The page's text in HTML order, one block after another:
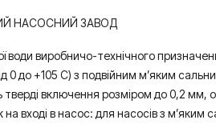
НАСОСНИЙ ЗАВОД
води виробничо-технічного
до +105 С) з подвійним м’яким
тверді включення розміром до 0,2
вході в насос: для насосів з